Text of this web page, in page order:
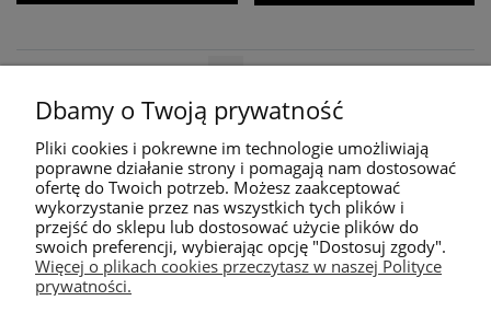
« 1 2 »
PROMOCJE
Dbamy o Twoją prywatność
Pliki cookies i pokrewne im technologie umożliwiają
poprawne działanie strony i pomagają nam dostosować
ofertę do Twoich potrzeb. Możesz zaakceptować
wykorzystanie przez nas wszystkich tych plików i
przejść do sklepu lub dostosować użycie plików do
swoich preferencji, wybierając opcję "Dostosuj zgody".
Więcej o plikach cookies przeczytasz w naszej Polityce
prywatności.